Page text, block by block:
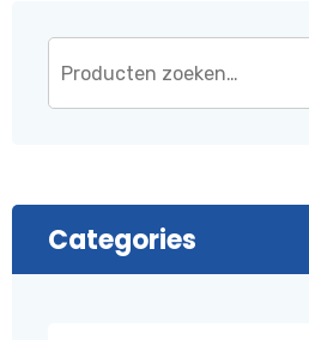
Categories